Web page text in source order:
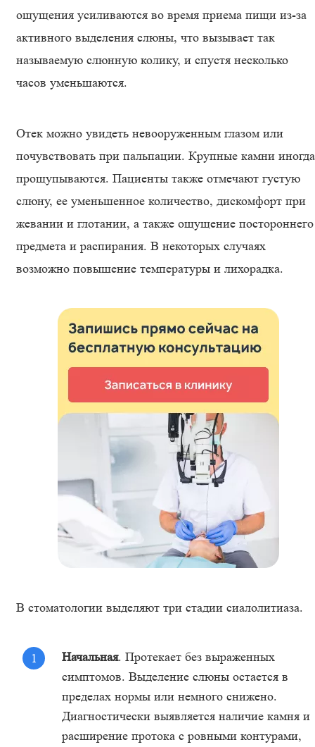
ощущения усиливаются во время приема пищи из-за
активного выделения слюны, что вызывает так
называемую слюнную колику, и спустя несколько
часов уменьшаются.
Отек можно увидеть невооруженным глазом или
почувствовать при пальпации. Крупные камни иногда
прощупываются. Пациенты также отмечают густую
слюну, ее уменьшенное количество, дискомфорт при
жевании и глотании, а также ощущение постороннего
предмета и распирания. В некоторых случаях
возможно повышение температуры и лихорадка.
В стоматологии выделяют три стадии сиалолитиаза.
Начальная. Протекает без выраженных
симптомов. Выделение слюны остается в
пределах нормы или немного снижено.
Диагностически выявляется наличие камня и
расширение протока с ровными контурами,